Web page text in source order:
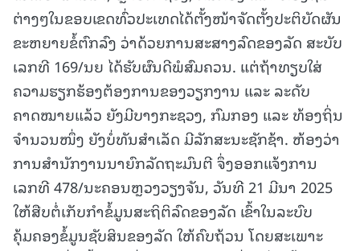
ຕ່າງໆໃນຂອບເຂດທົ່ວປະເທດໄດ້ຕັ້ງໜ້າຈັດຕັ້ງປະຕິບັດຜັນ
ຂະຫຍາຍຂໍ້ຕົກລົງ ວ່າດ້ວຍການສະສາງລົດຂອງລັດ ສະບັບ
ເລກທີ 169/ນຍ ໄດ້ຮັບຜົນດີພໍສົມຄວນ. ແຕ່ຖ້າທຽບໃສ່
ຄວາມຮຽກຮ້ອງຕ້ອງການຂອງວຽກງານ ແລະ ລະດັບ
ຄາດໝາຍແລ້ວ ຍັງມີບາງກະຊວງ, ກົມກອງ ແລະ ທ້ອງຖິ່ນ
ຈໍານວນໜຶ່ງ ຍັງບໍ່ທັນສໍາເລັດ ມີລັກສະນະຊັກຊ້າ. ຫ້ອງວ່າ
ການສໍານັກງານນາຍົກລັດຖະມົນຕີ ຈຶ່ງອອກແຈ້ງການ
ເລກທີ 478/ນະຄອນຫຼວງວຽງຈັນ, ວັນທີ 21 ມີນາ 2025
ໃຫ້ສືບຕໍ່ເກັບກໍາຂໍ້ມູນສະຖິຕິລົດຂອງລັດ ເຂົ້າໃນລະບົບ
ຄຸ້ມຄອງຂໍ້ມູນຊັບສິນຂອງລັດ ໃຫ້ຄົບຖ້ວນ ໂດຍສະເພາະ